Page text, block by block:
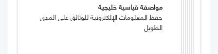
مواصفة قياسية خليجية
حفظ المعلومات الإلكترونية للوثائق على المدى
الطويل